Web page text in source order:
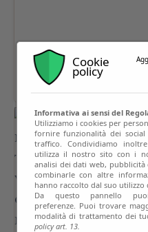
Cookie
policy
Informativa ai sensi del
Utilizziamo i cookies per
fornire funzionalità dei
traffico. Condividiamo
utilizza il nostro sito con i
analisi dei dati web,
combinarle con altre
hanno raccolto dal suo utilizzo
Da questo pannello
preferenze. Puoi trovare
modalità di trattamento dei
policy art. 13.